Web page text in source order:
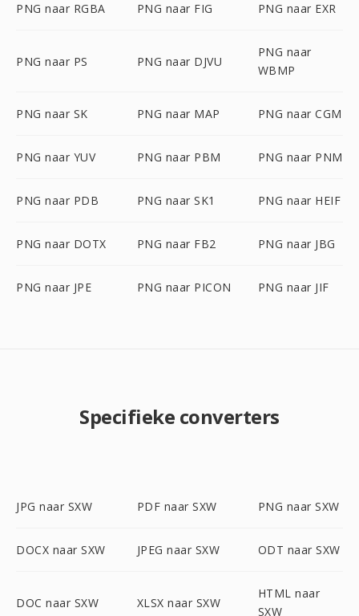
PNG naar RGBA PNG naar FIG PNG naar EXR
PNG naar PS PNG naar DJVU
PNG naar
WBMP
PNG naar SK PNG naar MAP PNG naar CGM
PNG naar YUV PNG naar PBM PNG naar PNM
PNG naar PDB PNG naar SK1 PNG naar HEIF
PNG naar DOTX PNG naar FB2 PNG naar JBG
PNG naar JPE PNG naar PICON PNG naar JIF
Specifieke converters
JPG naar SXW PDF naar SXW PNG naar SXW
DOCX naar SXW JPEG naar SXW ODT naar SXW
DOC naar SXW XLSX naar SXW
HTML naar
SXW